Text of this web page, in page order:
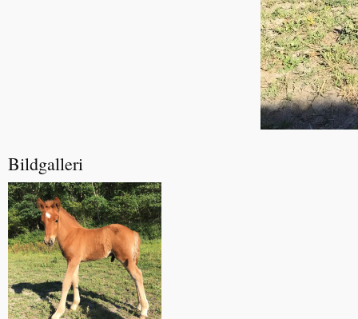
Bildgalleri